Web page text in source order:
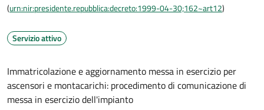
(urn:nir:presidente.repubblica:decreto:1999-04-30;162~art12)
Servizio attivo
Immatricolazione e aggiornamento messa in esercizio per
ascensori e montacarichi: procedimento di comunicazione di
messa in esercizio dell'impianto